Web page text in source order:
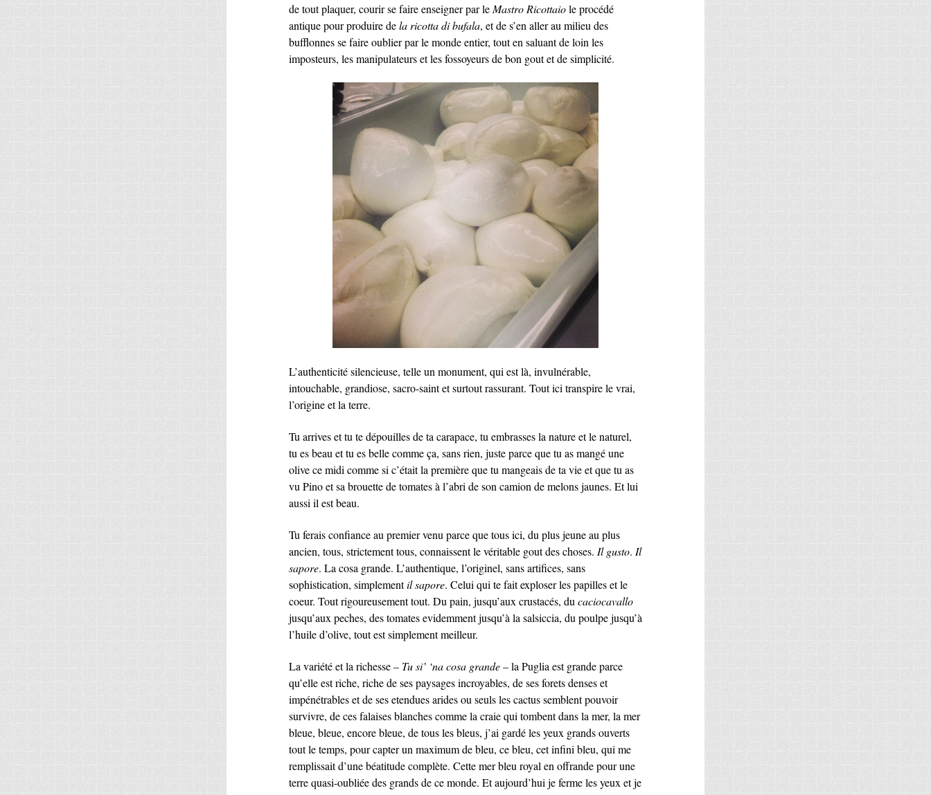
de tout plaquer, courir se faire enseigner par le Mastro Ricottaiole procédé
antique pour produire dela ricotta di bufala, et de s’en aller au milieu des
bufflonnes se faire oublier par le monde entier, tout en saluant de loin les
imposteurs, les manipulateurs et les fossoyeurs de bon gout et de simplicité.
L’authenticité silencieuse, telle un monument, qui est là, invulnérable,
intouchable, grandiose, sacro-saint et surtout rassurant. Tout ici transpire le vrai,
l’origine et la terre.
Tu arrives et tu te dépouilles de ta carapace, tu embrasses la nature et le naturel,
tu es beau et tu es belle comme ça, sans rien, juste parce que tu as mangé une
olive ce midi comme si c’était la première que tu mangeais de ta vie et que tu as
vu Pino et sa brouette de tomates à l’abri de son camion de melons jaunes. Et lui
aussi il est beau.
Tu ferais confiance au premier venu parce que tous ici, du plus jeune au plus
ancien, tous, strictement tous, connaissent le véritable gout des choses. Il gusto. Il
sapore. La cosa grande. L’authentique, l’originel, sans artifices, sans
sophistication, simplementil sapore. Celui qui te fait exploser les papilles et le
coeur. Tout rigoureusement tout. Du pain, jusqu’aux crustacés, du caciocavallo
jusqu’aux peches, des tomates evidemment jusqu’à la salsiccia, du poulpe jusqu’à
l’huile d’olive, tout est simplement meilleur.
La variété et la richesse – Tu si’ ‘na cosa grande– la Puglia est grande parce
qu’elle est riche, riche de ses paysages incroyables, de ses forets denses et
impénétrables et de ses etendues arides ou seuls les cactus semblent pouvoir
survivre, de ces falaises blanches comme la craie qui tombent dans la mer, la mer
bleue, bleue, encore bleue, de tous les bleus, j’ai gardé les yeux grands ouverts
tout le temps, pour capter un maximum de bleu, ce bleu, cet infini bleu, qui me
remplissait d’une béatitude complète. Cette mer bleu royal en offrande pour une
terre quasi-oubliée des grands de ce monde. Et aujourd’hui je ferme les yeux et je